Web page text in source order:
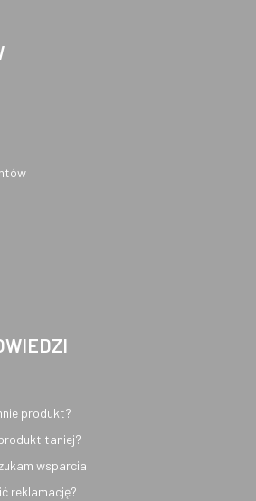
produkt?
taniej?
wsparcia
reklamację?